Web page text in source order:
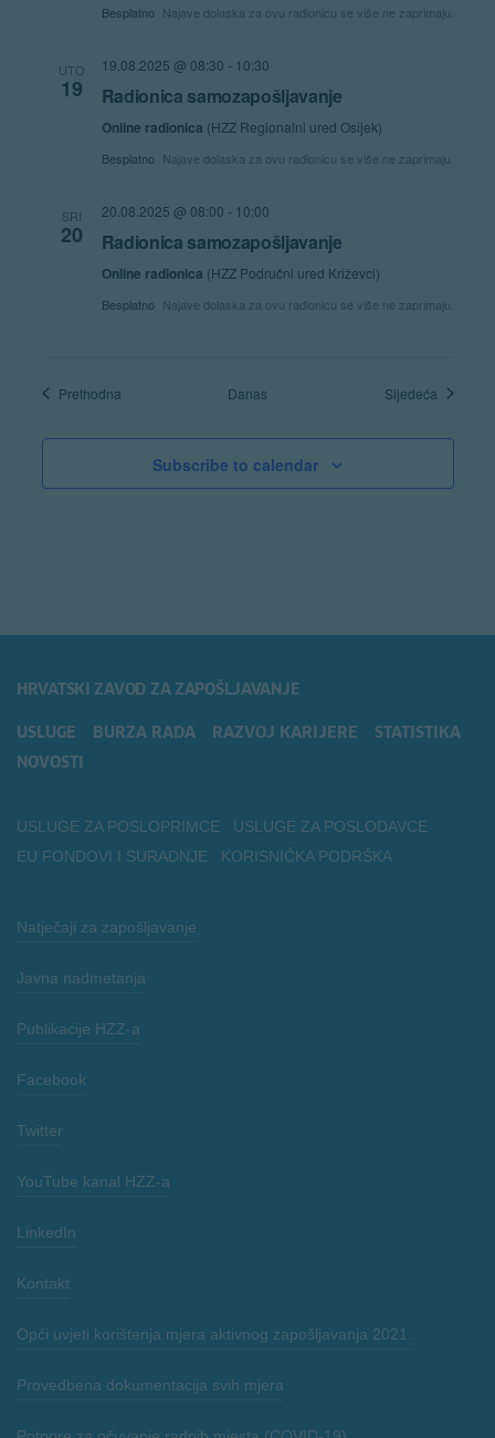
Besplatno Najave dolaska za ovu radionicu se više ne zaprimaju.
UTO
19
19.08.2025 @ 08:30 - 10:30
Radionica samozapošljavanje
Online radionica (HZZ Regionalni ured Osijek)
Besplatno Najave dolaska za ovu radionicu se više ne zaprimaju.
SRI
20
20.08.2025 @ 08:00 - 10:00
Radionica samozapošljavanje
Online radionica (HZZ Područni ured Križevci)
Besplatno Najave dolaska za ovu radionicu se više ne zaprimaju.
PrethodnaRadionice Danas Sljedeća
Subscribe to calendar
HRVATSKI ZAVOD ZA ZAPOŠLJAVANJE
USLUGE BURZA RADA RAZVOJ KARIJERE
STATISTIKA
NOVOSTI
USLUGE ZA POSLOPRIMCE
USLUGE ZA POSLODAVCE
EU FONDOVI I SURADNJE
KORISNIČKA PODRŠKA
Natječaji za zapošljavanje
Javna nadmetanja
Publikacije HZZ-a
Facebook
Twitter
YouTube kanal HZZ-a
LinkedIn
Kontakt
Opći uvjeti korištenja mjera aktivnog zapošljavanja 2021.
Provedbena dokumentacija svih mjera